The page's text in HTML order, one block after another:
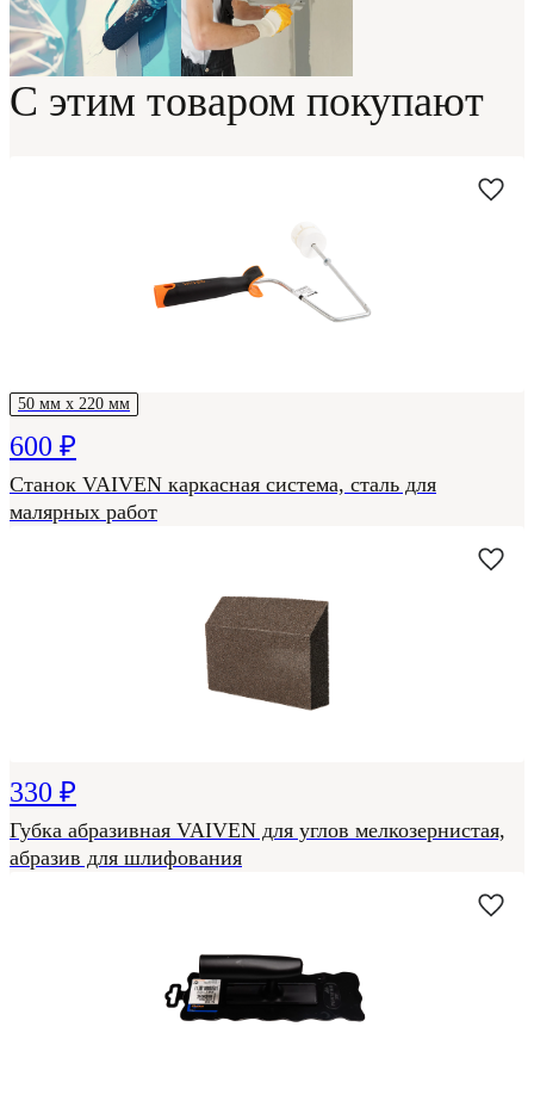
С этим товаром покупают
50 мм х 220 мм
600 ₽
Станок VAIVEN каркасная система, сталь для
малярных работ
330 ₽
Губка абразивная VAIVEN для углов мелкозернистая,
абразив для шлифования